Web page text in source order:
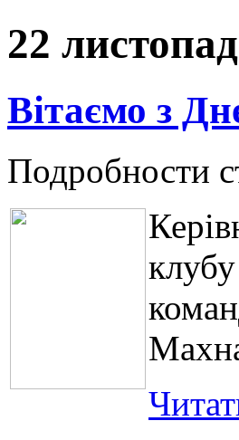
22
Вітаємо з
Подробности